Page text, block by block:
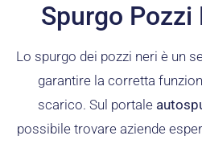
Spurgo Pozzi
Lo spurgo dei pozzi neri è un
garantire la corretta
scarico. Sul portale
possibile trovare aziende